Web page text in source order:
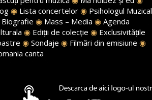
◉ Lista concertelor ◉ Psihologul Muzical
Biografie ◉ Mass – Media ◉ Agenda
◉ Ediții de colecție ◉ Exclusivitățile
◉ Sondaje ◉ Filmări din emisiune ◉
canta